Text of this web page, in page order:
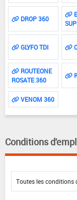
DROP 360
GLYFO TDI
ROUTEONE
ROSATE 360
VENOM 360
Conditions